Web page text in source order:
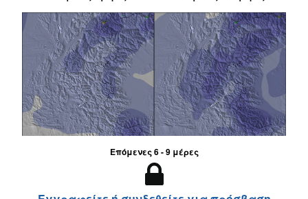
Επόμενες 6 - 9 μέρες